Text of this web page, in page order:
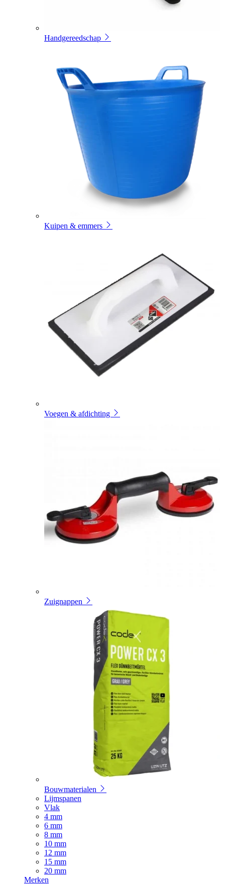
Handgereedschap
Kuipen & emmers
Voegen & afdichting
Zuignappen
Bouwmaterialen
Lijmspanen
Vlak
4 mm
6 mm
8 mm
10 mm
12 mm
15 mm
20 mm
Merken